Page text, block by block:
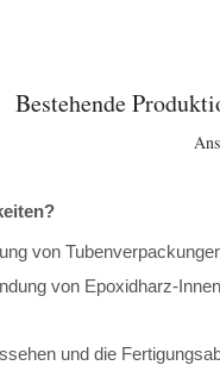
Bestehende
von
von Epoxidharz-
und die